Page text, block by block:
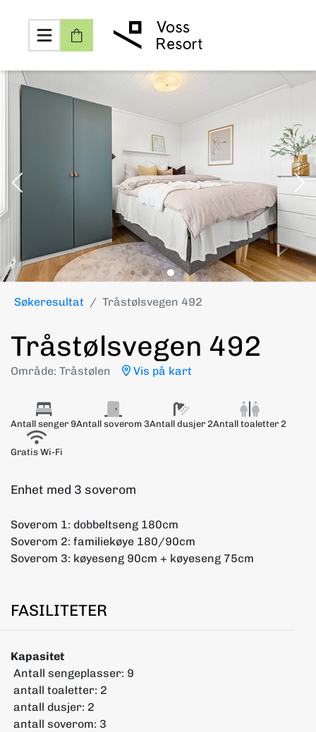
Søkeresultat Tråstølsvegen 492
Tråstølsvegen 492
Område: Tråstølen Vis på kart
Antall senger 9Antall soverom 3Antall dusjer 2Antall toaletter 2
Gratis Wi-Fi
Enhet med 3 soverom
Soverom 1: dobbeltseng 180cm
Soverom 2: familiekøye 180/90cm
Soverom 3: køyeseng 90cm + køyeseng 75cm
FASILITETER
Kapasitet
Antall sengeplasser: 9
antall toaletter: 2
antall dusjer: 2
antall soverom: 3